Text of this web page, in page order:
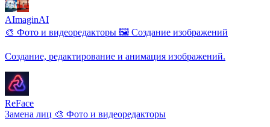
AImaginAI
🎨 Фото и видеоредакторы 🖼️ Создание изображений
Создание, редактирование и анимация изображений.
ReFace
Замена лиц 🎨 Фото и видеоредакторы